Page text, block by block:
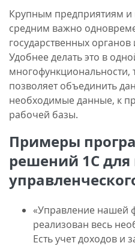
Крупным предприятиям и
средним важно
государственных
Удобнее делать это в
многофункциональности,
позволяет объединить
необходимые данные, к
рабочей базы.
Примеры
решений 1С для
«Управление нашей
реализован весь
Есть учет доходов и